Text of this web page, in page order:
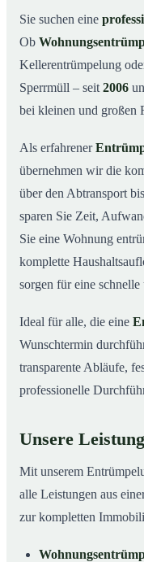
03Was kostet eine
04Warum Mr.
05Typische Anlässe
08Entrümpelung in
Sie suchen eine
Ob
Kellerentrümpelung
Sperrmüll – seit 2006
bei kleinen und großen
Als erfahrener
übernehmen wir die
über den Abtransport
sparen Sie Zeit,
Sie eine Wohnung
komplette
sorgen für eine
Ideal für alle, die eine
Wunschtermin
transparente Abläufe,
professionelle
Unsere
Mit unserem
alle Leistungen aus
zur kompletten